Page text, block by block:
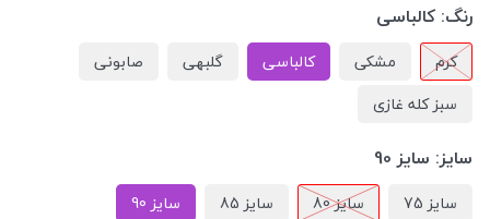
رنگ: کالباسی
کرم مشکی کالباسی گلبهی
صابونی
سبز کله غازی
سایز: سایز 90
سایز 75 سایز 80 سایز 85 سایز 90